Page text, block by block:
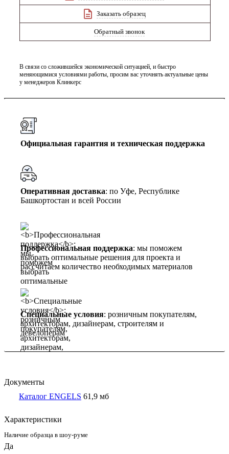
Заказать образец
Обратный звонок
В связи со сложившейся экономической ситуацией, и быстро
меняющимися условиями работы, просим вас уточнять актуальные цены
у менеджеров Клинкерс
Официальная гарантия и техническая поддержка
Оперативная доставка: по Уфе, Республике
Башкортостан и всей России
Профессиональная поддержка: мы поможем
выбрать оптимальные решения для проекта и
рассчитаем количество необходимых материалов
Специальные условия: розничным покупателям,
архитекторам, дизайнерам, строителям и
девелоперам
Документы
Каталог ENGELS 61,9 мб
Характеристики
Наличие образца в шоу-руме
Да